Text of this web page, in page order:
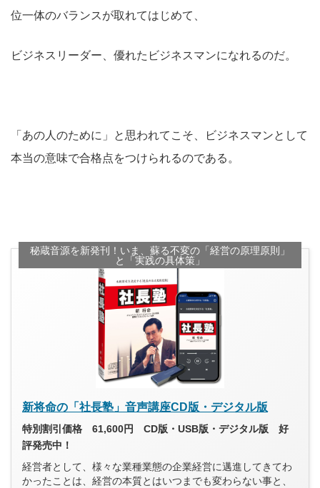
位一体のバランスが取れてはじめて、
ビジネスリーダー、優れたビジネスマンになれるのだ。
「あの人のために」と思われてこそ、ビジネスマンとして
本当の意味で合格点をつけられるのである。
秘蔵音源を新発刊！いま、蘇る不変の「経営の原理原則」
と「実践の具体策」
新将命の「社長塾」音声講座CD版・デジタル版
特別割引価格 61,600円 CD版・USB版・デジタル版 好
評発売中！
経営者として、様々な業種業態の企業経営に邁進してきてわ
かったことは、経営の本質とはいつまでも変わらない事と、